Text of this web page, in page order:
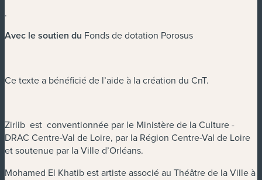
.
Avec le soutien du Fonds de dotation Porosus
Ce texte a bénéficié de l’aide à la création du CnT.
Zirlib est conventionnée par le Ministère de la Culture -
DRAC Centre-Val de Loire, par la Région Centre-Val de Loire
et soutenue par la Ville d’Orléans.
Mohamed El Khatib est artiste associé au Théâtre de la Ville à